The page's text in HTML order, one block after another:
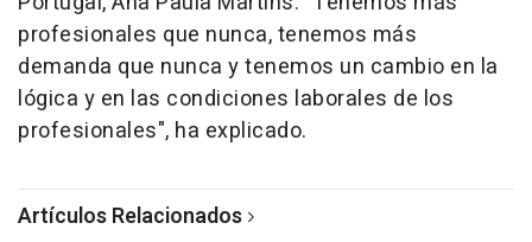
profesionales que nunca, tenemos más
demanda que nunca y tenemos un cambio en la
lógica y en las condiciones laborales de los
profesionales", ha explicado.
Artículos Relacionados